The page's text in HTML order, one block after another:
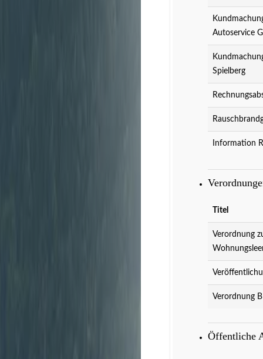
Autoservice
Spielberg
Information
Titel
Verordnung
Verordnung
Öffentliche